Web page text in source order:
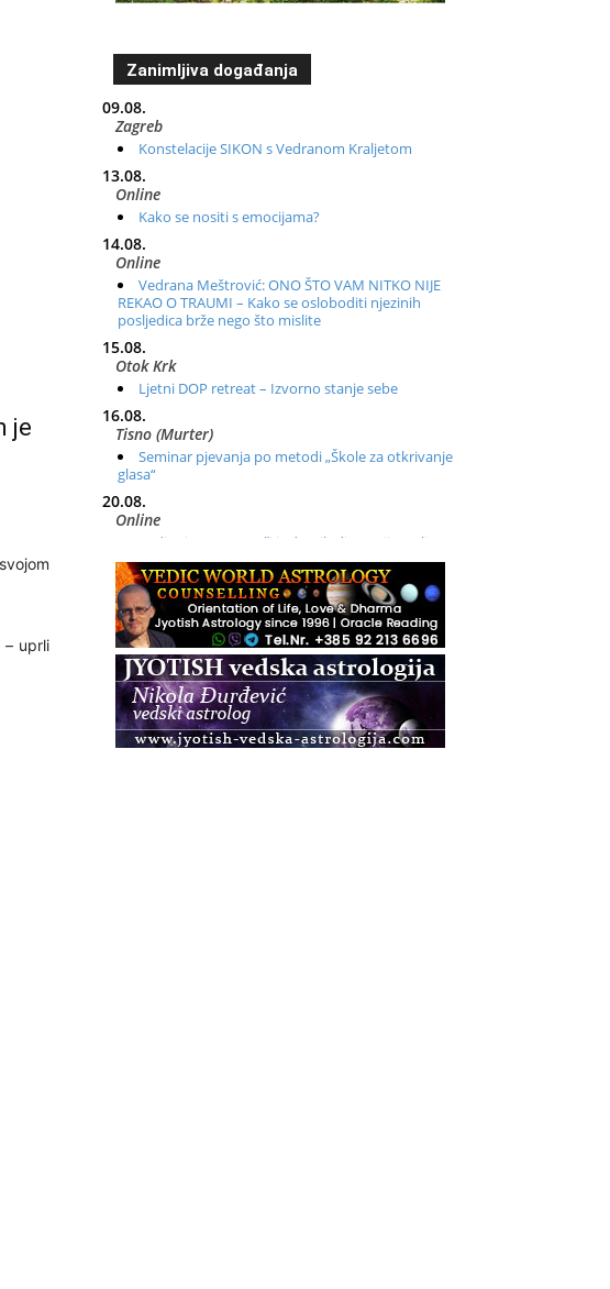
je
– uprli
Zanimljiva događanja
09.08.
Zagreb
Konstelacije SIKON s Vedranom Kraljetom
13.08.
Online
Kako se nositi s emocijama?
14.08.
Online
Vedrana Meštrović: ONO ŠTO VAM NITKO NIJE
REKAO O TRAUMI – Kako se osloboditi njezinih
posljedica brže nego što mislite
15.08.
Otok Krk
Ljetni DOP retreat – Izvorno stanje sebe
16.08.
Tisno (Murter)
Seminar pjevanja po metodi „Škole za otkrivanje
glasa“
20.08.
Online
Radionica: Pomagači iz drugih dimenzija Online –
otvoreno za sve
21.08.
Zagreb+Online
Osnovni ThetaHealing® tečaj, Zagreb i Online
22.08.
Pula
Access BARS®, otpusti stres
23.08.
Pula